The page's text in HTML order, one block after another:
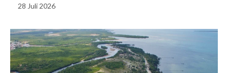
28 Juli 2026